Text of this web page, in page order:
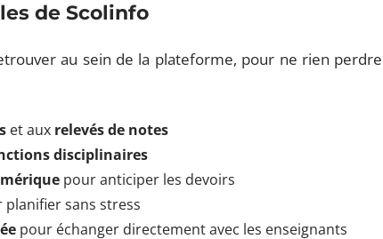
de Scolinfo
au sein de la plateforme, pour ne rien perdre
et aux relevés de notes
disciplinaires
pour anticiper les devoirs
planifier sans stress
pour échanger directement avec les enseignants